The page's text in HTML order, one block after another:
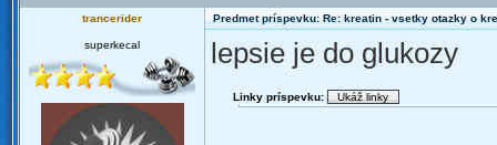
trancerider Predmet príspevku: Re: kreatin - vsetky otazky o
superkecal lepsie je do glukozy
Linky príspevku: